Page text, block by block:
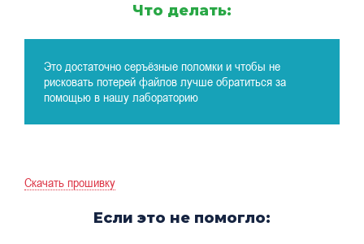
Что делать:
Это достаточно серъёзные поломки и чтобы не
рисковать потерей файлов лучше обратиться за
помощью в нашу лабораторию
Скачать прошивку
Если это не помогло: